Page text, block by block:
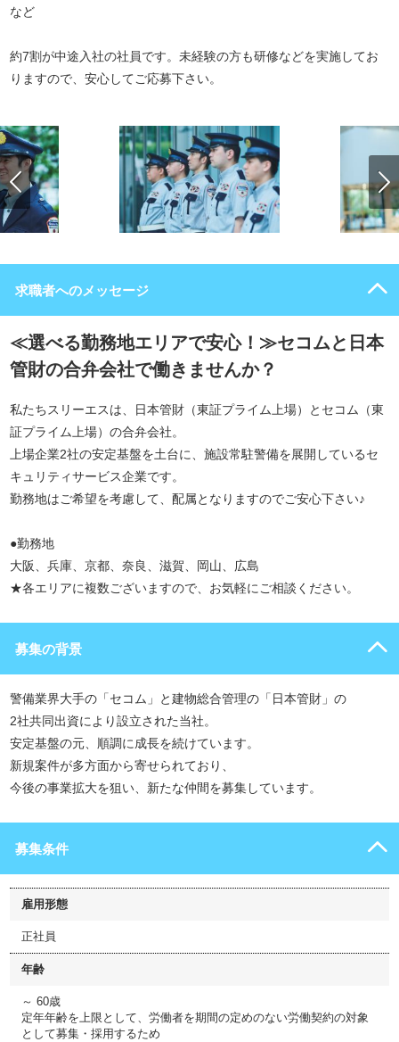
など
約7割が中途入社の社員です。未経験の方も研修などを実施してお
りますので、安心してご応募下さい。
求職者へのメッセージ
≪選べる勤務地エリアで安心！≫セコムと日本
管財の合弁会社で働きませんか？
私たちスリーエスは、日本管財（東証プライム上場）とセコム（東
証プライム上場）の合弁会社。
上場企業2社の安定基盤を土台に、施設常駐警備を展開しているセ
キュリティサービス企業です。
勤務地はご希望を考慮して、配属となりますのでご安心下さい♪
●勤務地
大阪、兵庫、京都、奈良、滋賀、岡山、広島
★各エリアに複数ございますので、お気軽にご相談ください。
募集の背景
警備業界大手の「セコム」と建物総合管理の「日本管財」の
2社共同出資により設立された当社。
安定基盤の元、順調に成長を続けています。
新規案件が多方面から寄せられており、
今後の事業拡大を狙い、新たな仲間を募集しています。
募集条件
雇用形態
正社員
年齢
～ 60歳
定年年齢を上限として、労働者を期間の定めのない労働契約の対象
として募集・採用するため